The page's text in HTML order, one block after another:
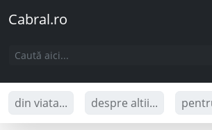
Cabral.ro
din viata... despre altii...